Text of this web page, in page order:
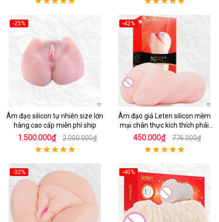
-25%
Âm đạo silicon tự nhiên size lớn
hàng cao cấp miễn phí ship
1.500.000₫ 2.000.000₫
-42%
Âm đạo giả Leten silicon mềm
mại chân thực kích thích phái
mạnh
450.000₫ 776.000₫
-32%
Hot
-40%